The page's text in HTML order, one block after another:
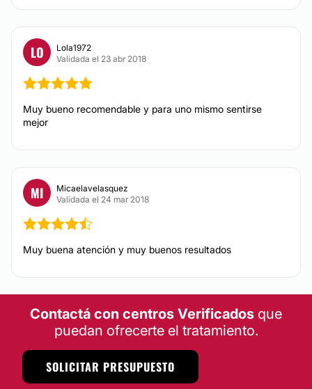
Tratamientos celulitis
Carboxiterapia
LO
Lola1972
Validada el 23 abr 2018
Muy bueno recomendable y para uno mismo sentirse
mejor
MI
Micaelavelasquez
Validada el 24 mar 2018
Muy buena atención y muy buenos resultados
Contactá con centros Verificados que
puedan ofrecerte el tratamiento.
SOLICITAR PRESUPUESTO